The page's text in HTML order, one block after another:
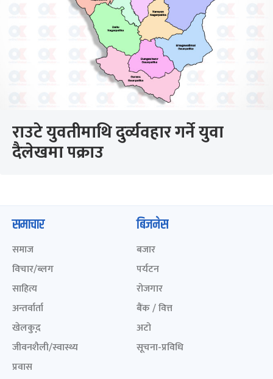
राउटे युवतीमाथि दुर्व्यवहार गर्ने युवा
दैलेखमा पक्राउ
समाचार
समाज
विचार/ब्लग
साहित्य
अन्तर्वार्ता
खेलकुद़़
जीवनशैली/स्वास्थ्य
प्रवास
बिजनेस
बजार
पर्यटन
रोजगार
बैंक / वित्त
अटो
सूचना-प्रविधि